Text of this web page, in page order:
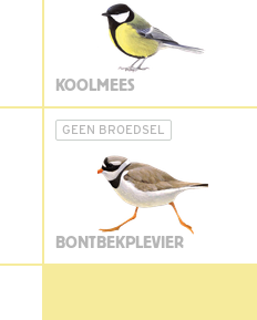
KOOLMEES
GEEN BROEDSEL
BONTBEKPLEVIER